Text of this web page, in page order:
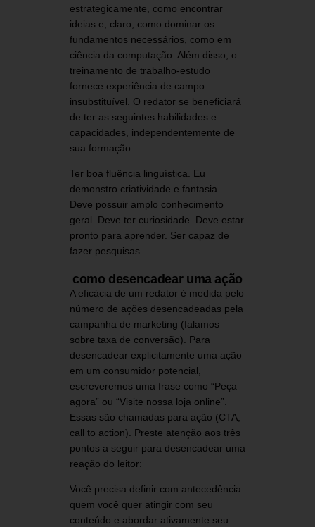
estrategicamente, como encontrar
ideias e, claro, como dominar os
fundamentos necessários, como em
ciência da computação. Além disso, o
treinamento de trabalho-estudo
fornece experiência de campo
insubstituível. O redator se beneficiará
de ter as seguintes habilidades e
capacidades, independentemente de
sua formação.
Ter boa fluência linguística. Eu
demonstro criatividade e fantasia.
Deve possuir amplo conhecimento
geral. Deve ter curiosidade. Deve estar
pronto para aprender. Ser capaz de
fazer pesquisas.
como desencadear uma ação
A eficácia de um redator é medida pelo
número de ações desencadeadas pela
campanha de marketing (falamos
sobre taxa de conversão). Para
desencadear explicitamente uma ação
em um consumidor potencial,
escreveremos uma frase como “Peça
agora” ou “Visite nossa loja online”.
Essas são chamadas para ação (CTA,
call to action). Preste atenção aos três
pontos a seguir para desencadear uma
reação do leitor:
Você precisa definir com antecedência
quem você quer atingir com seu
conteúdo e abordar ativamente seu